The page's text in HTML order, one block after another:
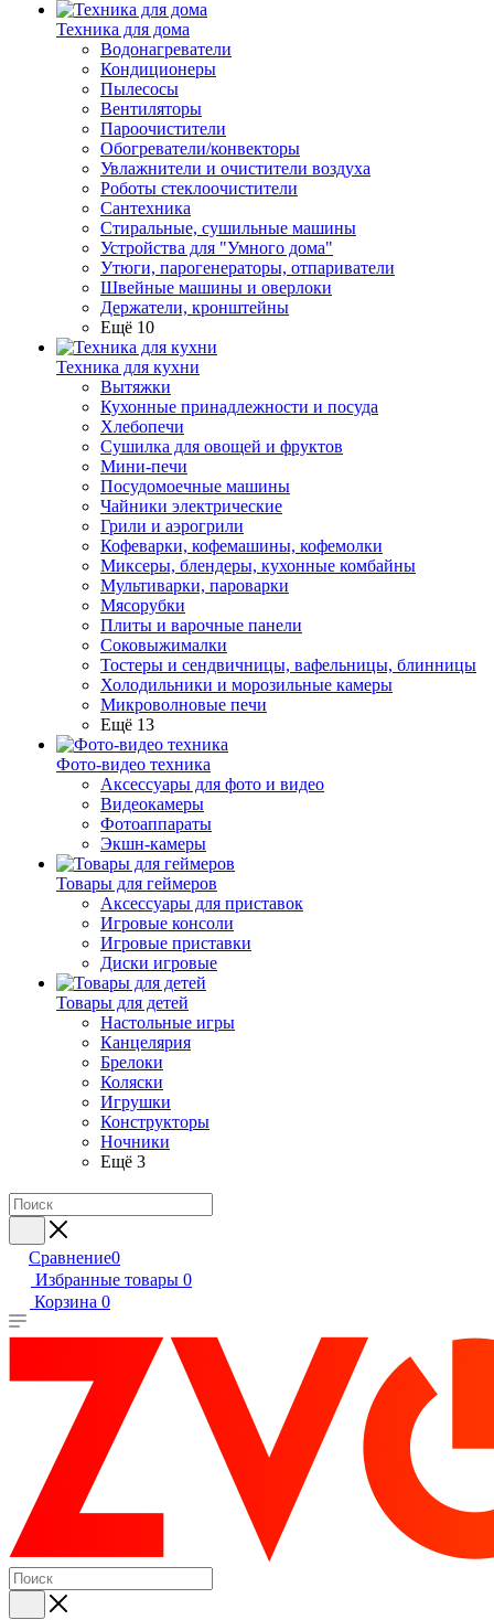
Техника для дома
Водонагреватели
Кондиционеры
Пылесосы
Вентиляторы
Пароочистители
Обогреватели/конвекторы
Увлажнители и очистители воздуха
Роботы стеклоочистители
Сантехника
Стиральные, сушильные машины
Устройства для "Умного дома"
Утюги, парогенераторы, отпариватели
Швейные машины и оверлоки
Держатели, кронштейны
Ещё 10
Техника для кухни
Вытяжки
Кухонные принадлежности и посуда
Хлебопечи
Сушилка для овощей и фруктов
Мини-печи
Посудомоечные машины
Чайники электрические
Грили и аэрогрили
Кофеварки, кофемашины, кофемолки
Миксеры, блендеры, кухонные комбайны
Мультиварки, пароварки
Мясорубки
Плиты и варочные панели
Соковыжималки
Тостеры и сендвичницы, вафельницы, блинницы
Холодильники и морозильные камеры
Микроволновые печи
Ещё 13
Фото-видео техника
Аксессуары для фото и видео
Видеокамеры
Фотоаппараты
Экшн-камеры
Товары для геймеров
Аксессуары для приставок
Игровые консоли
Игровые приставки
Диски игровые
Товары для детей
Настольные игры
Канцелярия
Брелоки
Коляски
Игрушки
Конструкторы
Ночники
Ещё 3
Сравнение0
Избранные товары 0
Корзина 0